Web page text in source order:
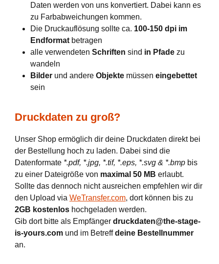
Daten werden von uns konvertiert. Dabei kann es
zu Farbabweichungen kommen.
Die Druckauflösung sollte ca. 100-150 dpi im
Endformat betragen
alle verwendeten Schriften sind in Pfade zu
wandeln
Bilder und andere Objekte müssen eingebettet
sein
Druckdaten zu groß?
Unser Shop ermöglich dir deine Druckdaten direkt bei
der Bestellung hoch zu laden. Dabei sind die
Datenformate *.pdf, *.jpg, *.tif, *.eps, *.svg & *.bmp bis
zu einer Dateigröße von maximal 50 MB erlaubt.
Sollte das dennoch nicht ausreichen empfehlen wir dir
den Upload via WeTransfer.com, dort können bis zu
2GB kostenlos hochgeladen werden.
Gib dort bitte als Empfänger druckdaten@the-stage-
is-yours.com und im Betreffdeine Bestellnummer
an.